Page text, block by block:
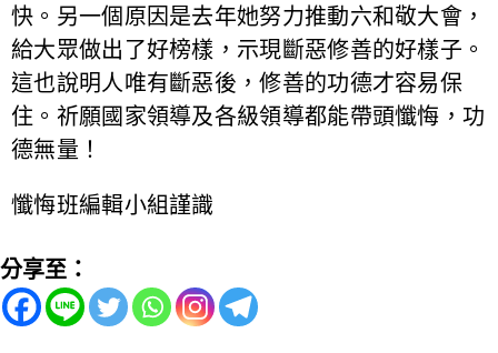
快。另一個原因是去年她努力推動六和敬大會，
給大眾做出了好榜樣，示現斷惡修善的好樣子。
這也說明人唯有斷惡後，修善的功德才容易保
住。祈願國家領導及各級領導都能帶頭懺悔，功
德無量！
懺悔班編輯小組謹識
分享至：